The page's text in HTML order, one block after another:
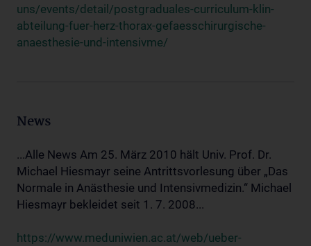
uns/events/detail/postgraduales-curriculum-klin-
abteilung-fuer-herz-thorax-gefaesschirurgische-
anaesthesie-und-intensivme/
News
...Alle News Am 25. März 2010 hält Univ. Prof. Dr.
Michael Hiesmayr seine Antrittsvorlesung über „Das
Normale in Anästhesie und Intensivmedizin.“ Michael
Hiesmayr bekleidet seit 1. 7. 2008...
https://www.meduniwien.ac.at/web/ueber-